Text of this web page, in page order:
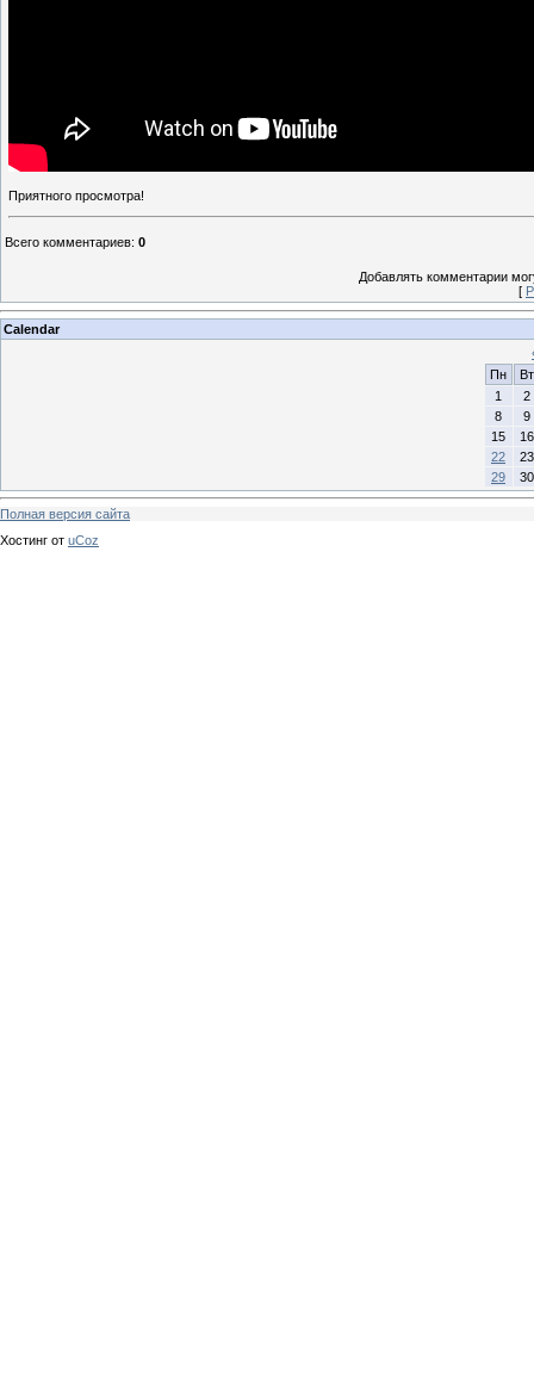
Приятного просмотра!
Всего комментариев: 0
Добавлять комментарии
[
Calendar
Пн
Вт
1
2
8
9
15
16
22
23
29
30
Полная версия сайта
Хостинг от uCoz